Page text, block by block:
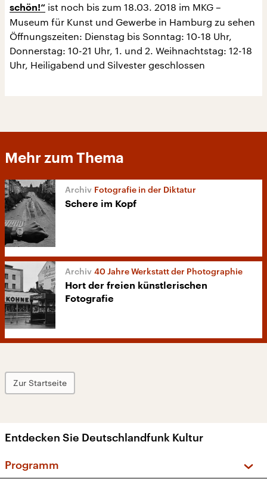
schön!“ ist noch bis zum 18.03. 2018 im MKG –
Museum für Kunst und Gewerbe in Hamburg zu sehen
Öffnungszeiten: Dienstag bis Sonntag: 10-18 Uhr,
Donnerstag: 10-21 Uhr, 1. und 2. Weihnachtstag: 12-18
Uhr, Heiligabend und Silvester geschlossen
Mehr zum Thema
Fotografie in der Diktatur
Schere im Kopf
40 Jahre Werkstatt der Photographie
Hort der freien künstlerischen
Fotografie
Zur Startseite
Entdecken Sie Deutschlandfunk Kultur
Programm